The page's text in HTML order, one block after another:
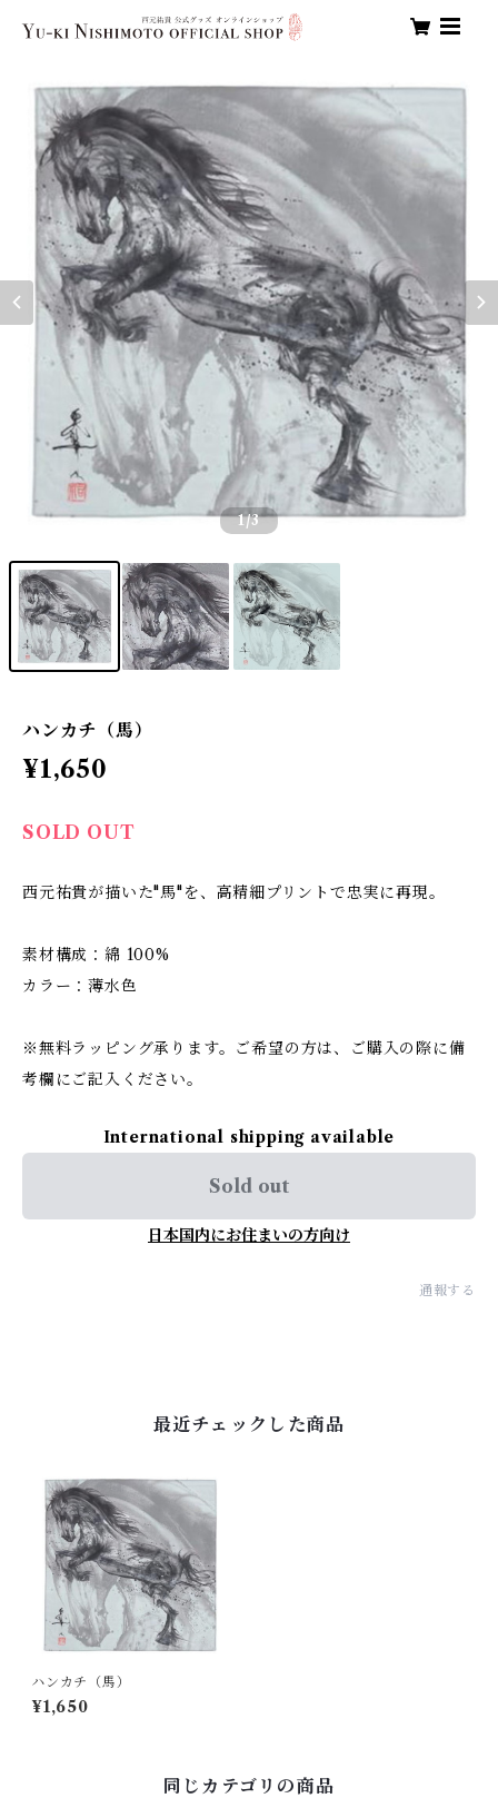
1/3
ハンカチ（馬）
¥1,650
SOLD OUT
西元祐貴が描いた"馬"を、高精細プリントで忠実に再現。
素材構成：綿 100%
カラー：薄水色
※無料ラッピング承ります。ご希望の方は、ご購入の際に備
考欄にご記入ください。
International shipping available
Sold out
日本国内にお住まいの方向け
通報する
最近チェックした商品
ハンカチ（馬）
¥1,650
同じカテゴリの商品